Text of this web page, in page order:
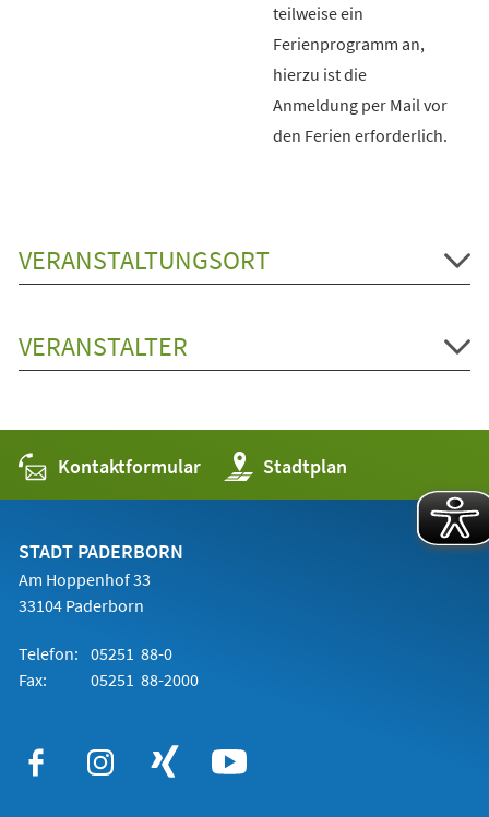
teilweise ein
Ferienprogramm an,
hierzu ist die
Anmeldung per Mail vor
den Ferien erforderlich.
VERANSTALTUNGSORT
VERANSTALTER
Kontaktformular Stadtplan
(Öffnet
in
einem
STADT PADERBORN
Am Hoppenhof 33
33104 Paderborn
Telefon: 05251 88-0
Fax:
05251 88-2000